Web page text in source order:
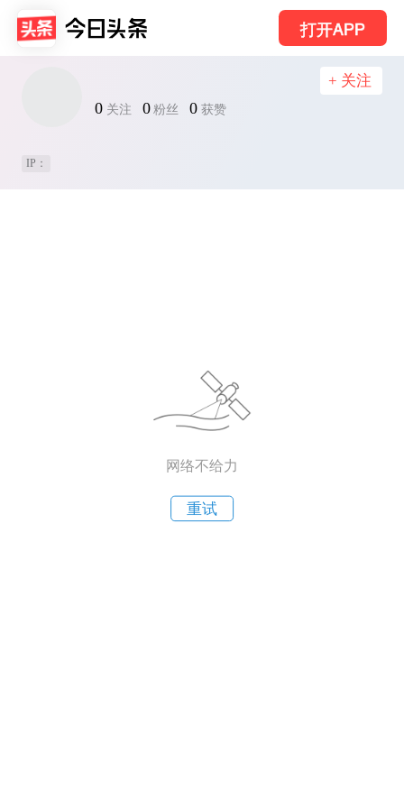
打开APP
0 关注 0 粉丝 0 获赞
+ 关注
IP：
网络不给力
重试